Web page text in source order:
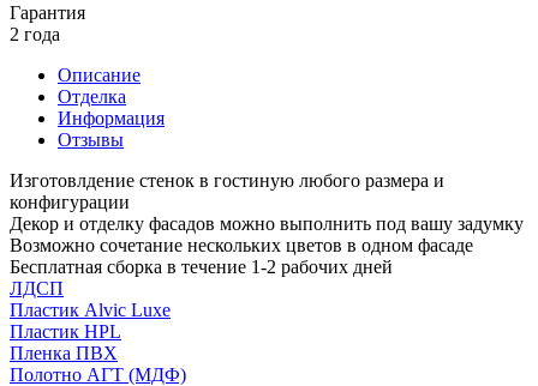
Гарантия
2 года
Описание
Отделка
Информация
Отзывы
Изготовлдение стенок в гостиную любого размера и
конфигурации
Декор и отделку фасадов можно выполнить под вашу задумку
Возможно сочетание нескольких цветов в одном фасаде
Бесплатная сборка в течение 1-2 рабочих дней
ЛДСП
Пластик Alvic Luxe
Пластик HPL
Пленка ПВХ
Полотно АГТ (МДФ)